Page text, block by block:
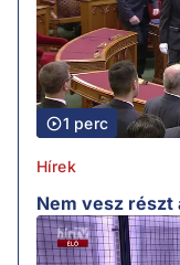
1 perc
Hírek
Nem vesz részt